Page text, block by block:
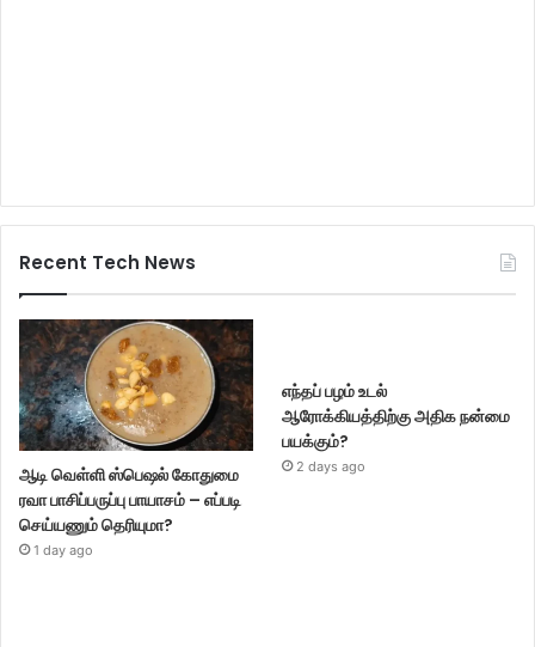
Recent Tech News
ஆடி வெள்ளி ஸ்பெஷல் கோதுமை
ரவா பாசிப்பருப்பு பாயாசம் – எப்படி
செய்யணும் தெரியுமா?
1 day ago
எந்தப் பழம் உடல்
ஆரோக்கியத்திற்கு அதிக நன்மை
பயக்கும்?
2 days ago